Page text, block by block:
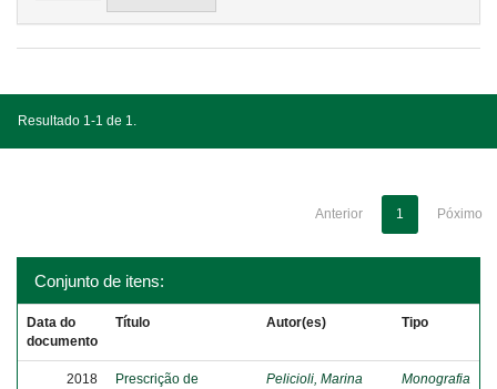
Resultado 1-1 de 1.
Anterior 1 Póximo
Conjunto de itens:
Data do
documento
Título Autor(es) Tipo
2018
Prescrição de
Pelicioli, Marina Monografia